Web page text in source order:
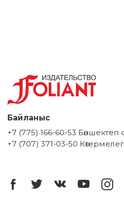
Байланыс
+7 (775) 166-60-53 Бөлшектеп
+7 (707) 371-03-50 Көтермелеп